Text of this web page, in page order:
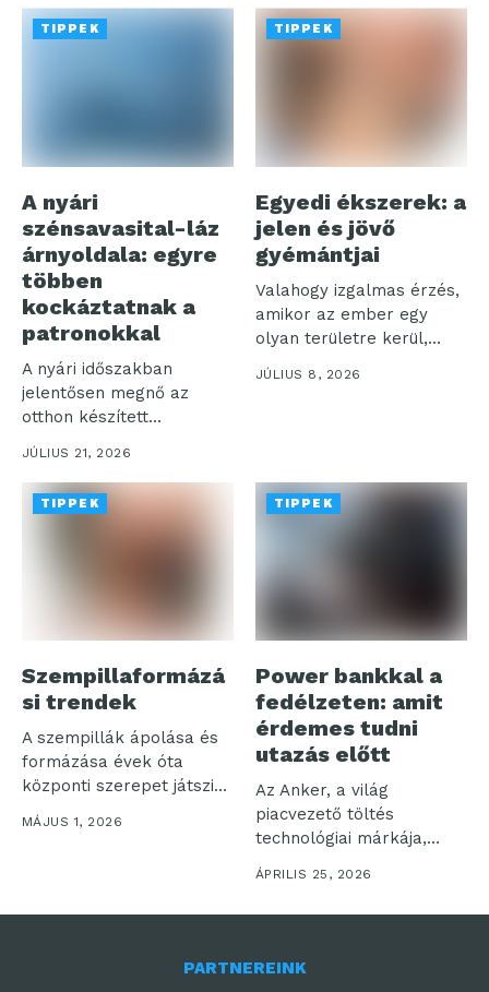
TIPPEK
A nyári
szénsavasital-láz
árnyoldala: egyre
többen
kockáztatnak a
patronokkal
A nyári időszakban
jelentősen megnő az
otthon készített
szénsavas italok iránti
JÚLIUS 21, 2026
TIPPEK
Egyedi ékszerek: a
jelen és jövő
gyémántjai
Valahogy izgalmas érzés,
amikor az ember egy
olyan területre kerül,
amelyet talán...
JÚLIUS 8, 2026
TIPPEK
Szempillaformázá
si trendek
A szempillák ápolása és
formázása évek óta
központi szerepet játszik
a szépségápolásban,...
MÁJUS 1, 2026
TIPPEK
Power bankkal a
fedélzeten: amit
érdemes tudni
utazás előtt
Az Anker, a világ
piacvezető töltés
technológiai márkája,
valamint az útközbeni
ÁPRILIS 25, 2026
PARTNEREINK